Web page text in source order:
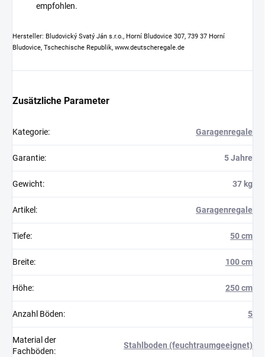
empfohlen.
Hersteller: Bludovický Svatý Ján s.r.o., Horní Bludovice 307, 739 37 Horní
Bludovice, Tschechische Republik, www.deutscheregale.de
Zusätzliche Parameter
Kategorie: Garagenregale
Garantie: 5 Jahre
Gewicht: 37 kg
Artikel : Garagenregale
Tiefe: 50 cm
Breite: 100 cm
Höhe: 250 cm
Anzahl Böden: 5
Material der
Fachböden:
Stahlboden (feuchtraumgeeignet)